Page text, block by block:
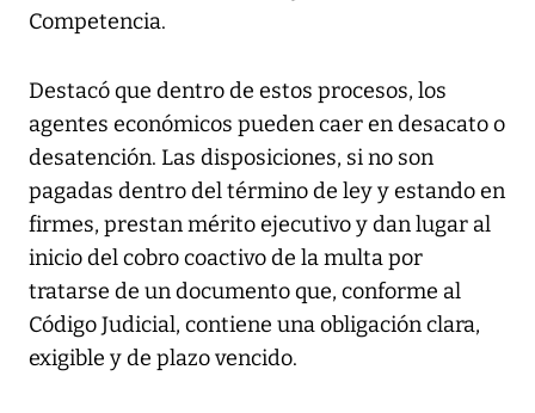
Competencia.
Destacó que dentro de estos procesos, los
agentes económicos pueden caer en desacato o
desatención. Las disposiciones, si no son
pagadas dentro del término de ley y estando en
firmes, prestan mérito ejecutivo y dan lugar al
inicio del cobro coactivo de la multa por
tratarse de un documento que, conforme al
Código Judicial, contiene una obligación clara,
exigible y de plazo vencido.